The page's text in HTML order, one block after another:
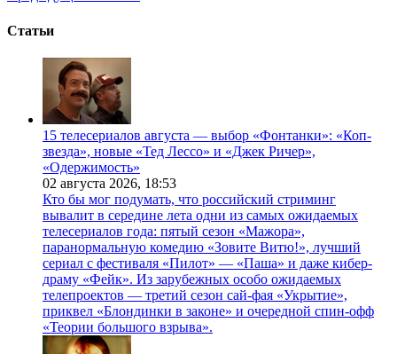
Статьи
15 телесериалов августа — выбор «Фонтанки»: «Коп-
звезда», новые «Тед Лессо» и «Джек Ричер»,
«Одержимость»
02 августа 2026, 18:53
Кто бы мог подумать, что российский стриминг
вывалит в середине лета одни из самых ожидаемых
телесериалов года: пятый сезон «Мажора»,
паранормальную комедию «Зовите Витю!», лучший
сериал с фестиваля «Пилот» — «Паша» и даже кибер-
драму «Фейк». Из зарубежных особо ожидаемых
телепроектов — третий сезон сай-фая «Укрытие»,
приквел «Блондинки в законе» и очередной спин-офф
«Теории большого взрыва».